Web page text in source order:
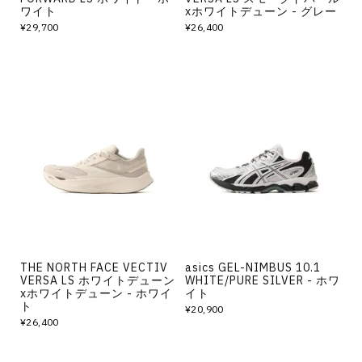
ワイト
¥29,700
xホワイトデューン - グレー
¥26,400
THE NORTH FACE VECTIV
VERSA LS ホワイトデューン
xホワイトデューン - ホワイ
ト
¥26,400
asics GEL-NIMBUS 10.1
WHITE/PURE SILVER - ホワ
イト
¥20,900